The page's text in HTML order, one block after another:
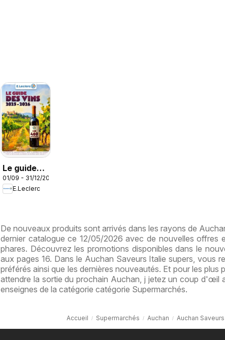
Le guide
des vins
01/09 - 31/12/2026
E.Leclerc
De nouveaux produits sont arrivés dans les rayons de
dernier catalogue ce 12/05/2026 avec de nouvelles offres
phares. Découvrez les promotions disponibles dans le
aux pages 16. Dans le Auchan Saveurs Italie supers, vous
préférés ainsi que les dernières nouveautés. Et pour les plus
attendre la sortie du prochain Auchan, j jetez un coup d'œil
enseignes de la catégorie catégorie Supermarchés.
Accueil Supermarchés Auchan Auchan